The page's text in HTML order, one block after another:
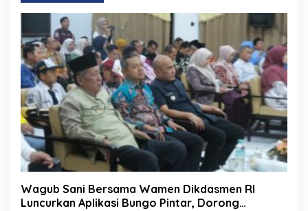
Wagub Sani Bersama Wamen Dikdasmen RI
Luncurkan Aplikasi Bungo Pintar, Dorong